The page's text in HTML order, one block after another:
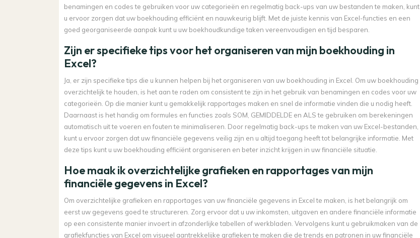
benamingen en codes te gebruiken voor uw categorieën en regelmatig back-ups van uw bestanden te maken, kunt
u ervoor zorgen dat uw boekhouding efficiënt en nauwkeurig blijft. Met de juiste kennis van Excel-functies en een
goed georganiseerde aanpak kunt u uw boekhoudkundige taken vereenvoudigen en tijd besparen.
Zijn er specifieke tips voor het organiseren van mijn boekhouding in
Excel?
Ja, er zijn specifieke tips die u kunnen helpen bij het organiseren van uw boekhouding in Excel. Om uw boekhouding
overzichtelijk te houden, is het aan te raden om consistent te zijn in het gebruik van benamingen en codes voor uw
categorieën. Op die manier kunt u gemakkelijk rapportages maken en snel de informatie vinden die u nodig heeft.
Daarnaast is het handig om formules en functies zoals SOM, GEMIDDELDE en ALS te gebruiken om berekeningen
automatisch uit te voeren en fouten te minimaliseren. Door regelmatig back-ups te maken van uw Excel-bestanden,
kunt u ervoor zorgen dat uw financiële gegevens veilig zijn en u altijd toegang heeft tot belangrijke informatie. Met
deze tips kunt u uw boekhouding efficiënt organiseren en beter inzicht krijgen in uw financiële situatie.
Hoe maak ik overzichtelijke grafieken en rapportages van mijn
financiële gegevens in Excel?
Om overzichtelijke grafieken en rapportages van uw financiële gegevens in Excel te maken, is het belangrijk om
eerst uw gegevens goed te structureren. Zorg ervoor dat u uw inkomsten, uitgaven en andere financiële informatie
op een consistente manier invoert in afzonderlijke tabellen of werkbladen. Vervolgens kunt u gebruikmaken van de
grafiekfuncties van Excel om visueel aantrekkelijke grafieken te maken die de trends en patronen in uw financiële